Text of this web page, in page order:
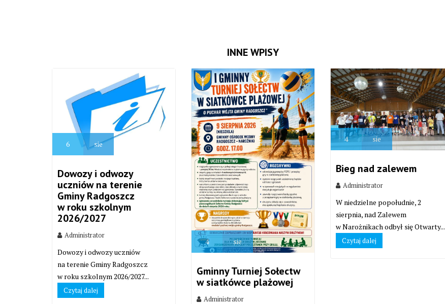
INNE WPISY
6 sie
Dowozy i odwozy
uczniów na terenie
Gminy Radgoszcz
w roku szkolnym
2026/2027
Administrator
Dowozy i odwozy uczniów
na terenie Gminy Radgoszcz
w roku szkolnym 2026/2027...
Czytaj dalej
4 sie
Gminny Turniej Sołectw
w siatkówce plażowej
Administrator
4 sie
Bieg nad zalewem
Administrator
W niedzielne popołudnie, 2
sierpnia, nad Zalewem
w Narożnikach odbył się Otwarty...
Czytaj dalej